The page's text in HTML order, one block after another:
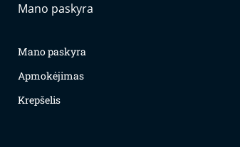
Mano paskyra
Mano paskyra
Apmokėjimas
Krepšelis